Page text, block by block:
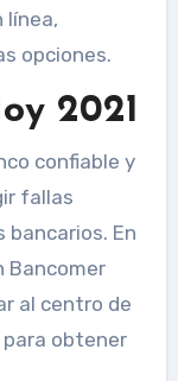
línea,
opciones.
2021
confiable y
fallas
En
Bancomer
al centro de
obtener